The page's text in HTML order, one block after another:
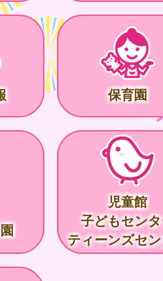
保育園
児童館
子どもセン
ティーンズセ